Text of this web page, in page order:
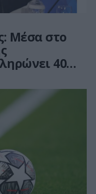
Μέσα στο
40